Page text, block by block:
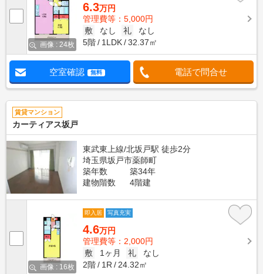
画像 : 24枚
6.3万円
管理費等：5,000円
敷
なし 礼
なし
5階
1LDK 32.37㎡
空室確認 無料 電話で問合せ
賃貸マンション
カーティアス坂戸
東武東上線/北坂戸駅 徒歩2分
埼玉県坂戸市薬師町
築年数
築34年
建物階数
4階建
画像 : 16枚
即入居 写真充実
4.6万円
管理費等：2,000円
敷
1ヶ月 礼
なし
2階
1R 24.32㎡